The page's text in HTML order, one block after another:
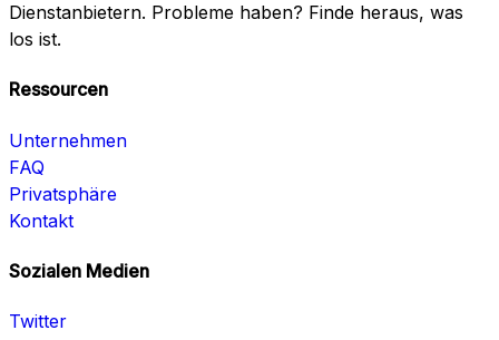
Dienstanbietern. Probleme haben? Finde heraus, was
los ist.
Ressourcen
Unternehmen
FAQ
Privatsphäre
Kontakt
Sozialen Medien
Twitter